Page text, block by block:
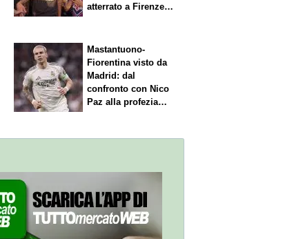
atterrato a Firenze,
Mastantuono-
Fiorentina visto da
Madrid: dal
confronto con Nico
Paz alla profezia